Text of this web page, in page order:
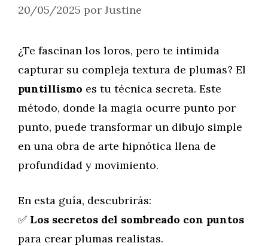
20/05/2025 por Justine
¿Te fascinan los loros, pero te intimida
capturar su compleja textura de plumas? El
puntillismo es tu técnica secreta. Este
método, donde la magia ocurre punto por
punto, puede transformar un dibujo simple
en una obra de arte hipnótica llena de
profundidad y movimiento.
En esta guía, descubrirás:
✅ Los secretos del sombreado con puntos
para crear plumas realistas.